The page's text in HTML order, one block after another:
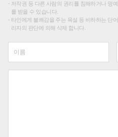
저작권 등 다른 사람의 권리를 침해하거나 명
를 받을 수 있습니다.
타인에게 불쾌감을 주는 욕설 등 비하하는 단
리자의 판단에 의해 삭제 합니다.